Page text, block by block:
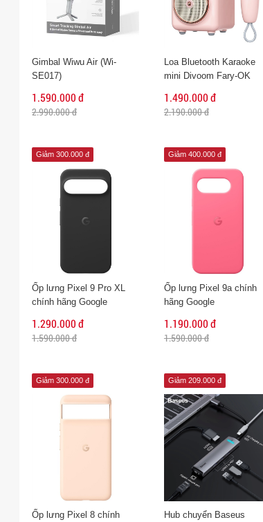
Gimbal Wiwu Air (Wi-
SE017)
1.590.000 đ
2.990.000 đ
Loa Bluetooth Karaoke
mini Divoom Fary-OK
1.490.000 đ
2.190.000 đ
Giảm 300.000 đ
Ốp lưng Pixel 9 Pro XL
chính hãng Google
1.290.000 đ
1.590.000 đ
Giảm 400.000 đ
Ốp lưng Pixel 9a chính
hãng Google
1.190.000 đ
1.590.000 đ
Giảm 300.000 đ
Ốp lưng Pixel 8 chính
Giảm 209.000 đ
Hub chuyển Baseus